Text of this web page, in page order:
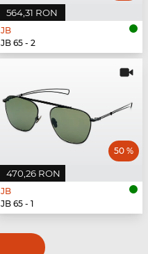
564,31 RON
JB
JB 65 - 2
470,26 RON
50 %
JB
JB 65 - 1